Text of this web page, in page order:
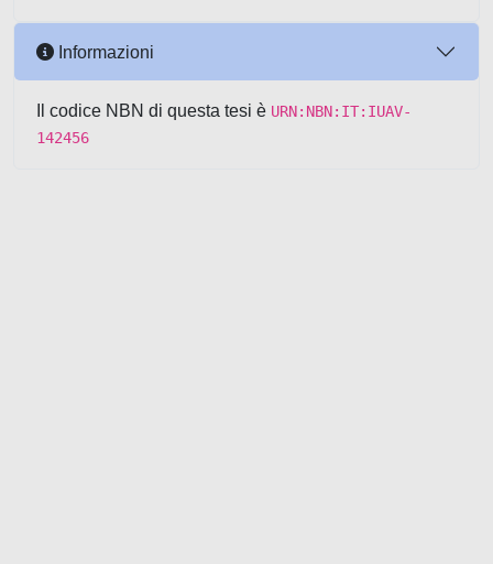
Informazioni
Il codice NBN di questa tesi è URN:NBN:IT:IUAV-
142456